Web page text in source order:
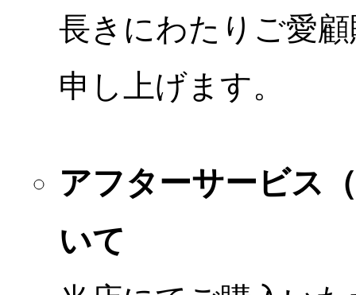
長きにわたりご愛
申し上げます。
アフターサービス
いて